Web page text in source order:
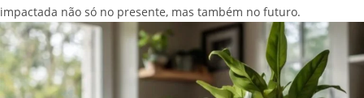
impactada não só no presente, mas também no futuro.